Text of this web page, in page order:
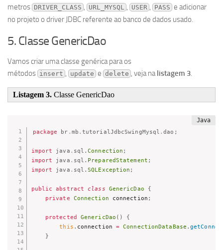
metros DRIVER_CLASS , URL_MYSQL , USER , PASS e adicionar
no projeto o driver JDBC referente ao banco de dados usado.
5. Classe GenericDao
Vamos criar uma classe genérica para os
métodos insert , update e delete , veja nalistagem 3.
Listagem 3. Classe GenericDao
package br . mb . tutorialJdbcSwingMysql .dao ;
import java . sql .Connection ;
import
java . sql . PreparedStatement ;
import
java . sql .SQLException ;
public abstract class GenericDao
{
private Connection connection ;
protected GenericDao ( )
{
this . connection = ConnectionDataBase .
}